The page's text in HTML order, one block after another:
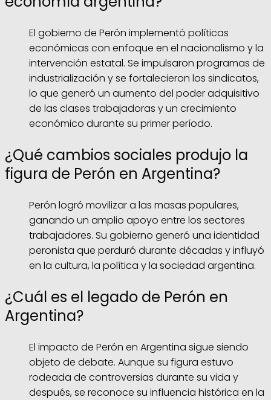
El gobierno de Perón implementó políticas
económicas con enfoque en el nacionalismo y la
intervención estatal. Se impulsaron programas de
industrialización y se fortalecieron los sindicatos,
lo que generó un aumento del poder adquisitivo
de las clases trabajadoras y un crecimiento
económico durante su primer período.
¿Qué cambios sociales produjo la
figura de Perón en Argentina?
Perón logró movilizar a las masas populares,
ganando un amplio apoyo entre los sectores
trabajadores. Su gobierno generó una identidad
peronista que perduró durante décadas y influyó
en la cultura, la política y la sociedad argentina.
¿Cuál es el legado de Perón en
Argentina?
El impacto de Perón en Argentina sigue siendo
objeto de debate. Aunque su figura estuvo
rodeada de controversias durante su vida y
después, se reconoce su influencia histórica en la